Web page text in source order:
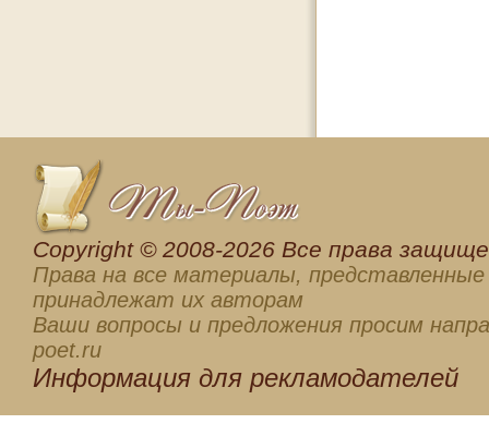
Сopyright © 2008-2026 Все права
Права на все материалы, представленные
принадлежат их авторам
Ваши вопросы и предложения просим
poet.ru
Информация для рекламодателей